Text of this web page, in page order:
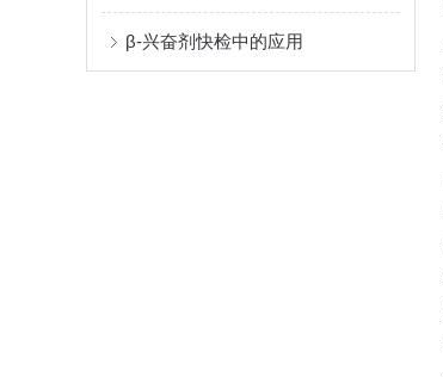
β-兴奋剂快检中的应用